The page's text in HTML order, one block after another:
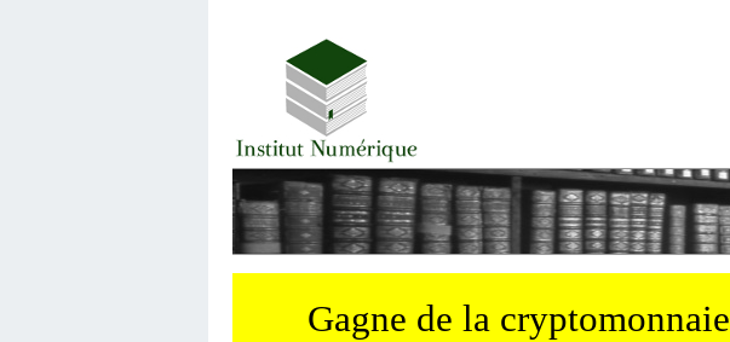
Gagne de la cryptomonnaie